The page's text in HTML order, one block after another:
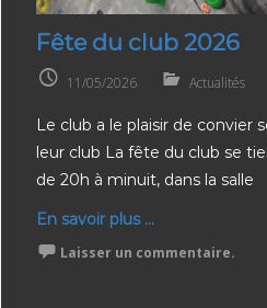
Fête du club 2026
11/05/2026 Actualités
Le club a le plaisir de convier
leur club La fête du club se
de 20h à minuit, dans la salle
En savoir plus ...
Laisser un commentaire.